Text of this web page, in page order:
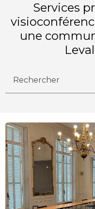
Services
une
Rechercher